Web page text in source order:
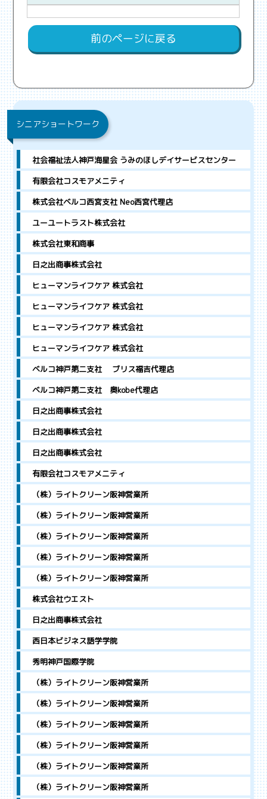
前のページに戻る
シニアショートワーク
社会福祉法人神戸海星会 うみのほしデイサービスセンター
有限会社コスモアメニティ
株式会社ベルコ西宮支社 Neo西宮代理店
ユーユートラスト株式会社
株式会社東和商事
日之出商事株式会社
ヒューマンライフケア 株式会社
ヒューマンライフケア 株式会社
ヒューマンライフケア 株式会社
ヒューマンライフケア 株式会社
ベルコ神戸第二支社 ブリス福吉代理店
ベルコ神戸第二支社 奥kobe代理店
日之出商事株式会社
日之出商事株式会社
日之出商事株式会社
有限会社コスモアメニティ
（株）ライトクリーン阪神営業所
（株）ライトクリーン阪神営業所
（株）ライトクリーン阪神営業所
（株）ライトクリーン阪神営業所
（株）ライトクリーン阪神営業所
株式会社ウエスト
日之出商事株式会社
西日本ビジネス語学学院
秀明神戸国際学院
（株）ライトクリーン阪神営業所
（株）ライトクリーン阪神営業所
（株）ライトクリーン阪神営業所
（株）ライトクリーン阪神営業所
（株）ライトクリーン阪神営業所
（株）ライトクリーン阪神営業所